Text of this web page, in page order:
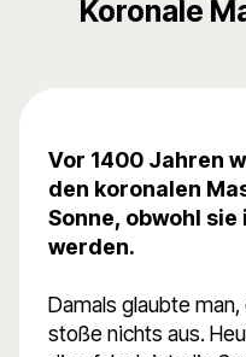
Koronale
Vor 1400 Jahren
den koronalen
Sonne, obwohl
werden.
Damals glaubte
stoße nichts aus.